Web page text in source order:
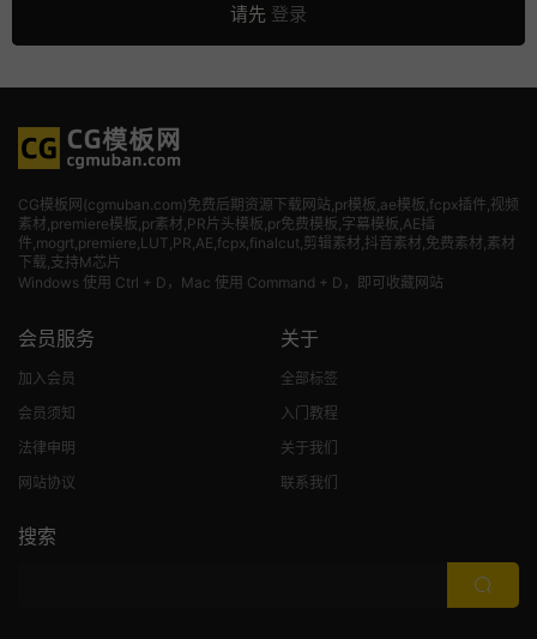
请先 登录
CG模板网(cgmuban.com)免费后期资源下载网站,pr模板,ae模板,fcpx插件,视频
素材 ,premiere模板,pr素材,PR片头模板,pr免费模板,字幕模板,AE插
件,mogrt,premiere,LUT,PR,AE,fcpx,finalcut,剪辑素材,抖音素材,免费素材,素材
下载,支持M芯片
Windows 使用 Ctrl + D，Mac 使用 Command + D，即可收藏网站
会员服务
加入会员
会员须知
法律申明
网站协议
关于
全部标签
入门教程
关于我们
联系我们
搜索